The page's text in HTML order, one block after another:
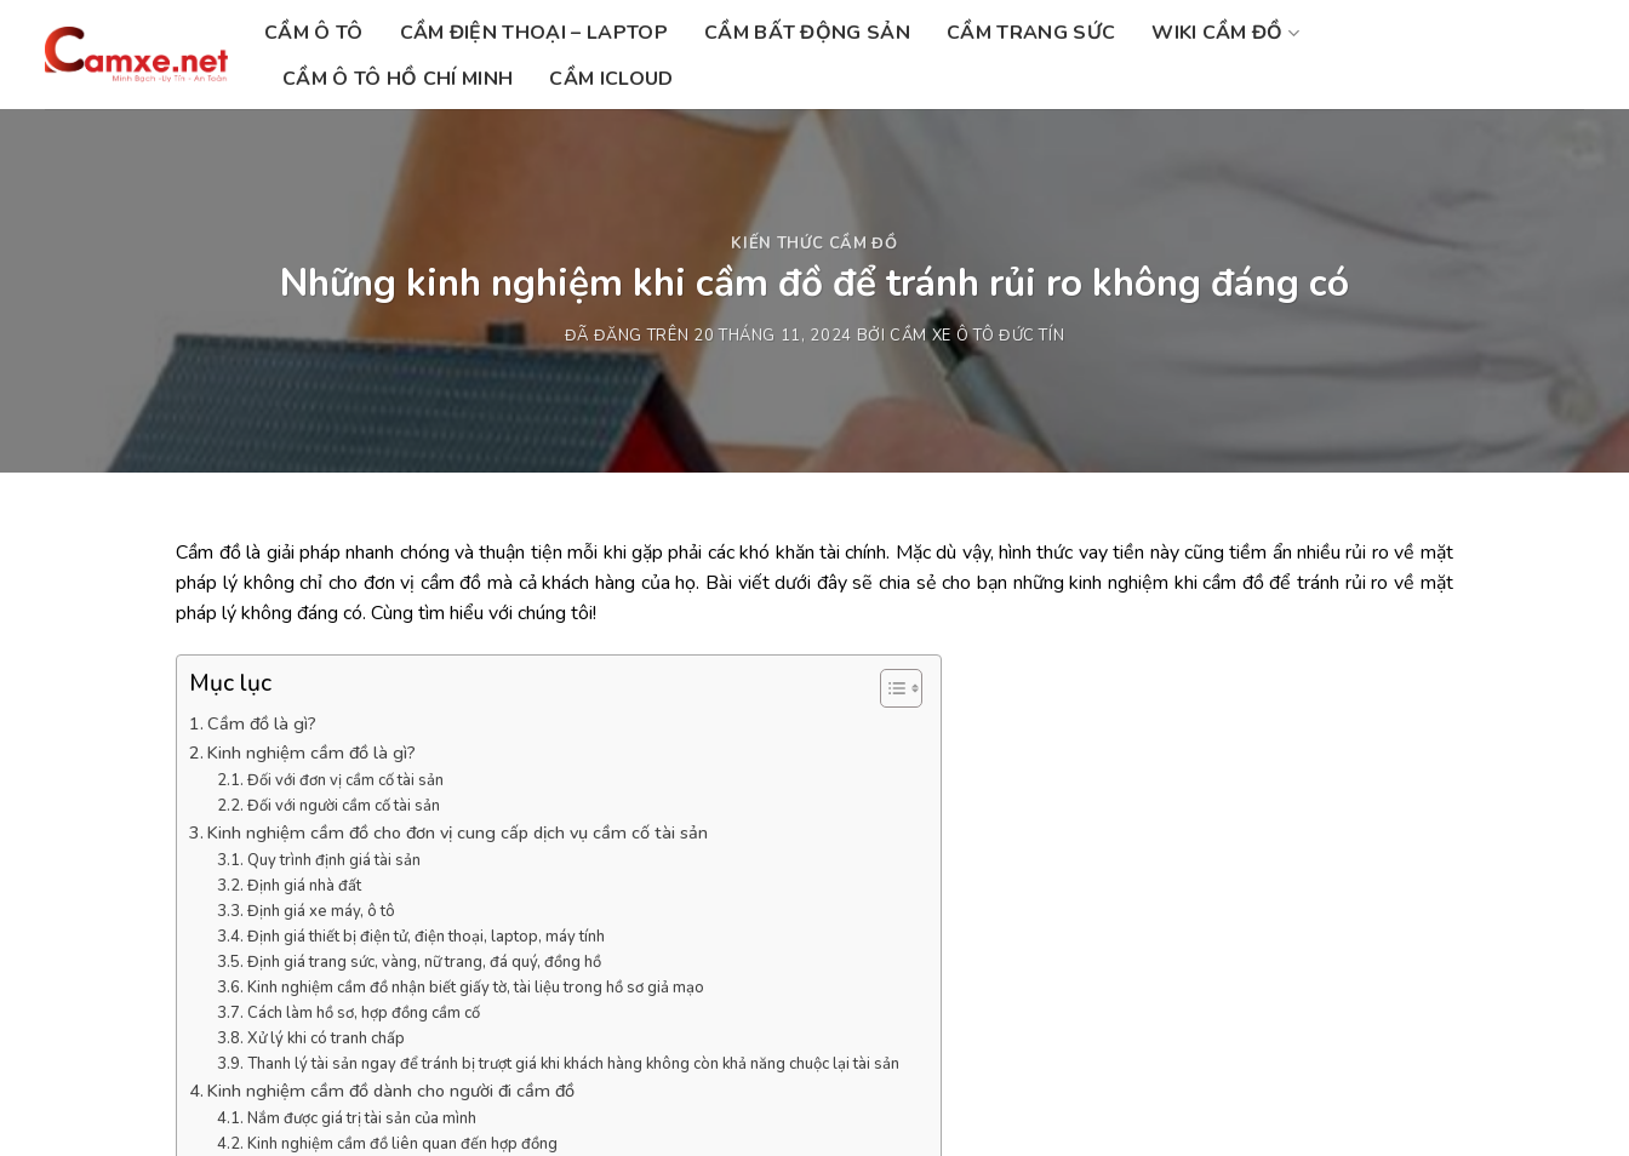
dung
CẦM Ô TÔ CẦM ĐIỆN THOẠI – LAPTOP CẦM BẤT ĐỘNG SẢN CẦM TRANG SỨC
WIKI CẦM ĐỒ
CẦM Ô TÔ HỒ CHÍ MINH
CẦM ICLOUD
KIẾN THỨC CẦM ĐỒ
Những kinh nghiệm khi cầm đồ để tránh rủi ro không đáng có
ĐÃ ĐĂNG TRÊN 20 THÁNG 11, 2024 BỞI CẦM XE Ô TÔ ĐỨC TÍN
Cầm đồ là giải pháp nhanh chóng và thuận tiện mỗi khi gặp phải các khó khăn tài chính. Mặc dù vậy, hình thức vay tiền này cũng tiềm ẩn nhiều rủi ro về mặt
pháp lý không chỉ cho đơn vị cầm đồ mà cả khách hàng của họ. Bài viết dưới đây sẽ chia sẻ cho bạn những kinh nghiệm khi cầm đồ để tránh rủi ro về mặt
pháp lý không đáng có. Cùng tìm hiểu với chúng tôi!
Mục lục
Cầm đồ là gì?
Kinh nghiệm cầm đồ là gì?
Đối với đơn vị cầm cố tài sản
Đối với người cầm cố tài sản
Kinh nghiệm cầm đồ cho đơn vị cung cấp dịch vụ cầm cố tài sản
Quy trình định giá tài sản
Định giá nhà đất
Định giá xe máy, ô tô
Định giá thiết bị điện tử, điện thoại, laptop, máy tính
Định giá trang sức, vàng, nữ trang, đá quý, đồng hồ
Kinh nghiệm cầm đồ nhận biết giấy tờ, tài liệu trong hồ sơ giả mạo
Cách làm hồ sơ, hợp đồng cầm cố
Xử lý khi có tranh chấp
Thanh lý tài sản ngay để tránh bị trượt giá khi khách hàng không còn khả năng chuộc lại tài sản
Kinh nghiệm cầm đồ dành cho người đi cầm đồ
Nắm được giá trị tài sản của mình
Kinh nghiệm cầm đồ liên quan đến hợp đồng